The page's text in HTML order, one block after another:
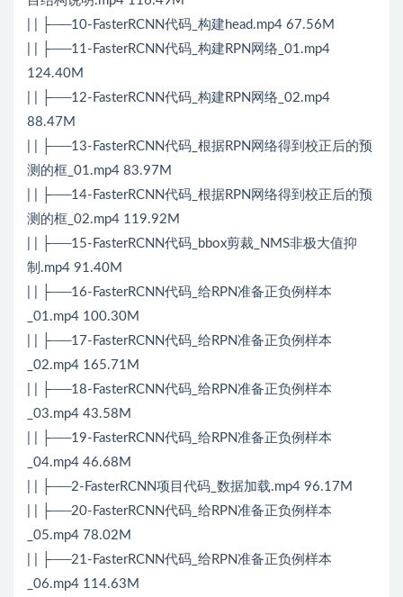
| | ├──10-FasterRCNN代码_构建head.mp4 67.56M
| | ├──11-FasterRCNN代码_构建RPN网络_01.mp4
124.40M
| | ├──12-FasterRCNN代码_构建RPN网络_02.mp4
88.47M
| | ├──13-FasterRCNN代码_根据RPN网络得到校正后的预
测的框_01.mp4 83.97M
| | ├──14-FasterRCNN代码_根据RPN网络得到校正后的预
测的框_02.mp4 119.92M
| | ├──15-FasterRCNN代码_bbox剪裁_NMS非极大值抑
制.mp4 91.40M
| | ├──16-FasterRCNN代码_给RPN准备正负例样本
_01.mp4 100.30M
| | ├──17-FasterRCNN代码_给RPN准备正负例样本
_02.mp4 165.71M
| | ├──18-FasterRCNN代码_给RPN准备正负例样本
_03.mp4 43.58M
| | ├──19-FasterRCNN代码_给RPN准备正负例样本
_04.mp4 46.68M
| | ├──2-FasterRCNN项目代码_数据加载.mp4 96.17M
| | ├──20-FasterRCNN代码_给RPN准备正负例样本
_05.mp4 78.02M
| | ├──21-FasterRCNN代码_给RPN准备正负例样本
_06.mp4 114.63M